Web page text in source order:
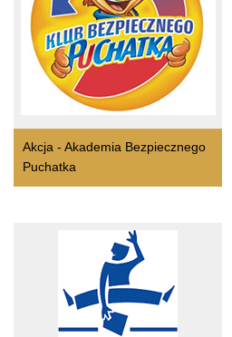
Akcja - Akademia Bezpiecznego
Puchatka